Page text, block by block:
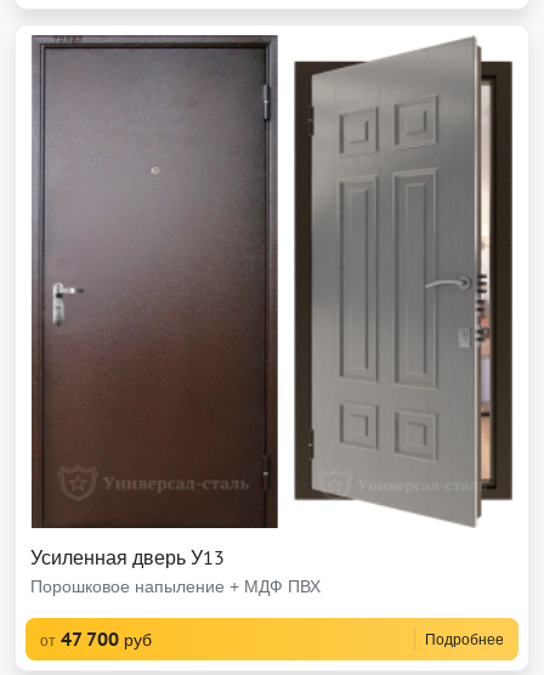
Усиленная дверь У13
Порошковое напыление + МДФ ПВХ
от 47 700 руб Подробнее